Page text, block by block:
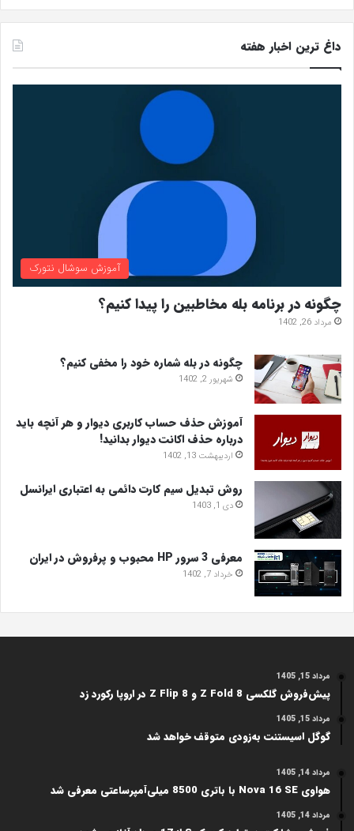
داغ ترین اخبار هفته
آموزش سوشال نتورک
چگونه در برنامه بله مخاطبین را پیدا کنیم؟
مرداد 26, 1402
چگونه در بله شماره خود را مخفی کنیم؟
شهریور 2, 1402
آموزش حذف حساب کاربری دیوار و هر آنچه باید
درباره حذف اکانت دیوار بدانید!
اردیبهشت 13, 1402
روش تبدیل سیم کارت دائمی به اعتباری ایرانسل
دی 1, 1403
معرفی 3 سرور HP محبوب و پرفروش در ایران
خرداد 7, 1402
مرداد 15, 1405
پیش‌فروش گلکسی Z Fold 8 و Z Flip 8 در اروپا رکورد زد
مرداد 15, 1405
گوگل اسیستنت به‌زودی متوقف خواهد شد
مرداد 14, 1405
هواوی Nova 16 SE با باتری 8500 میلی‌آمپرساعتی معرفی شد
مرداد 14, 1405